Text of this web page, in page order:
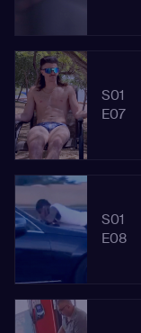
S01
E07
S01
E08